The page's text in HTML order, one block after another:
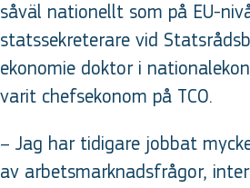
såväl nationellt som på EU-
statssekreterare vid
ekonomie doktor i
varit chefsekonom på TCO.
– Jag har tidigare jobbat
av arbetsmarknadsfrågor,